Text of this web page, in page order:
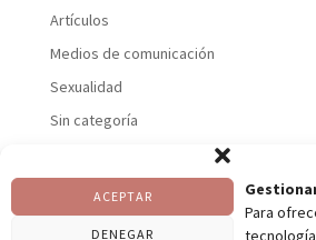
Para
ACEPTAR
DENEGAR
Artículos
Medios de comunicación
Sexualidad
Sin categoría
Uncategorized